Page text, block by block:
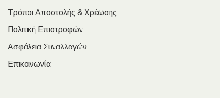
Τρόποι Αποστολής & Χρέωσης
Πολιτική Επιστροφών
Ασφάλεια Συναλλαγών
Επικοινωνία